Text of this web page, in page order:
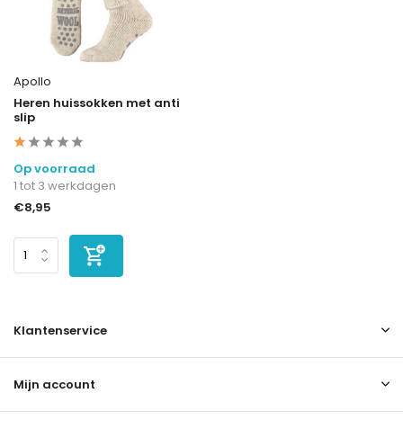
Apollo
Heren huissokken met anti
slip
Op voorraad
1 tot 3 werkdagen
€8,95
Klantenservice
Mijn account